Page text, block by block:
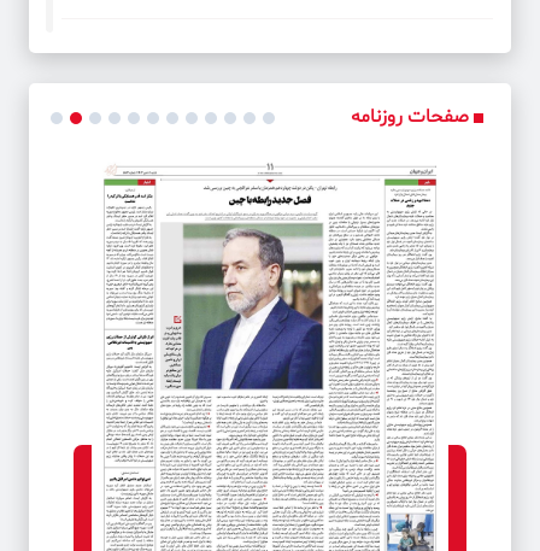
کد خبر: 39995
مشکل آب خراسان شمالی حل می شود
معدل ۱۰ بحرانی هست یا نیست؟
کد خبر: 40033
آوار کسری بودجه
کد خبر: 40043
فصل جدید رابطه با چین
کد خبر: 40044
فرصت های از دست رفته دیپلماسی
صفحات روزنامه